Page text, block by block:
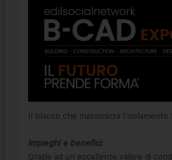
Il blocco che massimizza
Impieghi e benefici:
Grazie ad un eccellente valore di